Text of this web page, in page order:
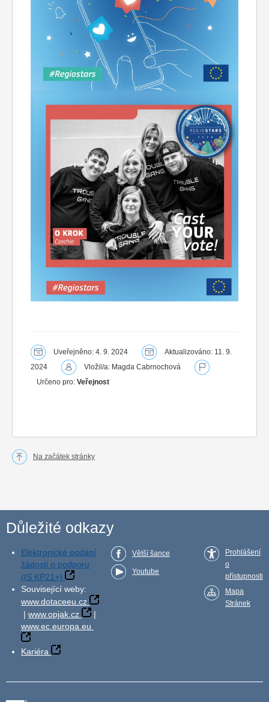
Uveřejněno: 4. 9. 2024
Aktualizováno: 11. 9.
2024
Vložil/a: Magda Cabrnochová
Určeno pro: Veřejnost
Na začátek stránky
Důležité odkazy
Elektronické podání
žádosti o podporu
(IS KP21+)
Související weby:
www.dotaceeu.cz
| www.opjak.cz
|
www.ec.europa.eu
Kariéra
Větší šance
Youtube
Prohlášení
o
přístupnosti
Mapa
Stránek